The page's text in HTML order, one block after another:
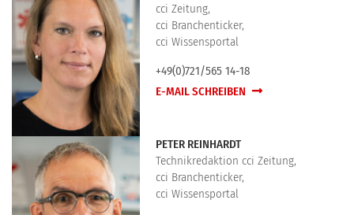
cci Zeitung,
cci Branchenticker,
cci Wissensportal
+49(0)721/565 14-18
E-MAIL SCHREIBEN
PETER REINHARDT
Technikredaktion cci Zeitung,
cci Branchenticker,
cci Wissensportal